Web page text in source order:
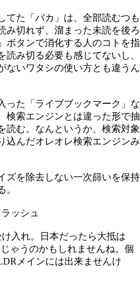
てた「バカ」は、全部読むつも
み切れず、溜まった未読を後ろ
ボタンで消化する人のコトを指
読み切る必要も感じてないし、
ないワタシの使い方とも違うん
った「ライブブックマーク」な
検索エンジンとは違った形で抽
読む。なんというか、検索対象
込んだオレオレ検索エンジンみ
ズを除去しない一次篩いを保持
。
ッシュ
入れ。日本だったら大抵は
ゃうのかもしれませんね。個
メインには出来ませんけ